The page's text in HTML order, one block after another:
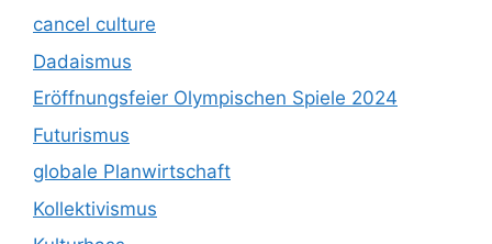
cancel culture
Dadaismus
Eröffnungsfeier Olympischen Spiele 2024
Futurismus
globale Planwirtschaft
Kollektivismus